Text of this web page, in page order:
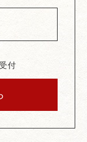
付